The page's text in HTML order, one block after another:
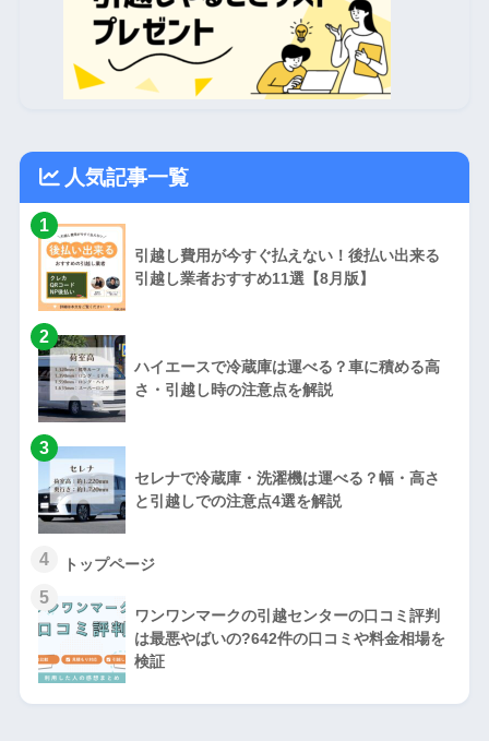
人気記事一覧
1
引越し費用が今すぐ払えない！後払い出来る
引越し業者おすすめ11選【8月版】
2
ハイエースで冷蔵庫は運べる？車に積める高
さ・引越し時の注意点を解説
3
セレナで冷蔵庫・洗濯機は運べる？幅・高さ
と引越しでの注意点4選を解説
4 トップページ
5
ワンワンマークの引越センターの口コミ評判
は最悪やばいの?642件の口コミや料金相場を
検証